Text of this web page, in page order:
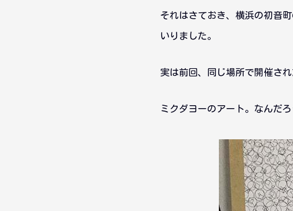
それはさておき、横浜の初音
いりました。
実は前回、同じ場所で開催さ
ミクダヨーのアート。なんだ